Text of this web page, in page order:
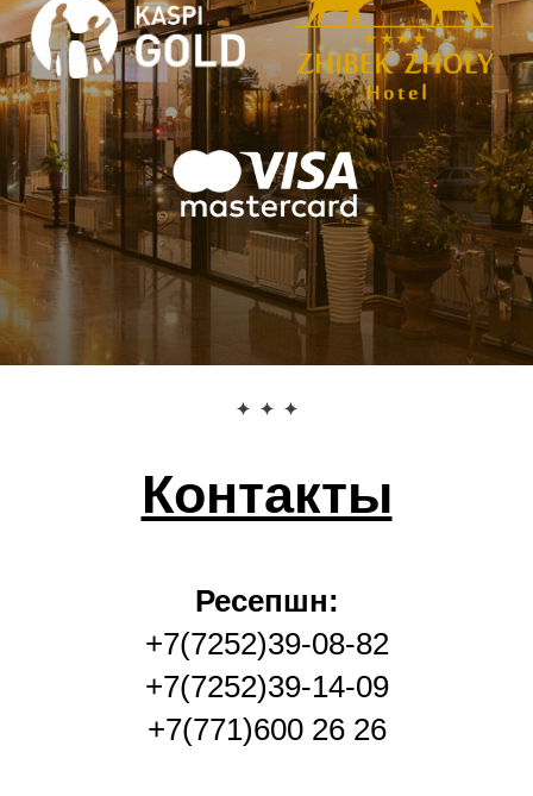
Контакты
Ресепшн:
+7(7252)39-08-82
+7(7252)39-14-09
+7(771)600 26 26